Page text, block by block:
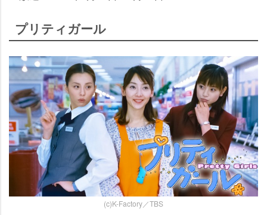
プリティガール
(c)K-Factory／TBS